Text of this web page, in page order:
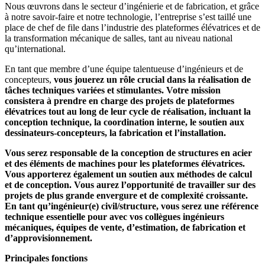
Nous œuvrons dans le secteur d’ingénierie et de fabrication, et grâce
à notre savoir-faire et notre technologie, l’entreprise s’est taillé une
place de chef de file dans l’industrie des plateformes élévatrices et de
la transformation mécanique de salles, tant au niveau national
qu’international.
En tant que membre d’une équipe talentueuse d’ingénieurs et de
concepteurs, vous jouerez un rôle crucial dans la réalisation de
tâches techniques variées et stimulantes. Votre mission
consistera à prendre en charge des projets de plateformes
élévatrices tout au long de leur cycle de réalisation, incluant la
conception technique, la coordination interne, le soutien aux
dessinateurs-concepteurs, la fabrication et l’installation.
Vous serez responsable de la conception de structures en acier
et des éléments de machines pour les plateformes élévatrices.
Vous apporterez également un soutien aux méthodes de calcul
et de conception. Vous aurez l’opportunité de travailler sur des
projets de plus grande envergure et de complexité croissante.
En tant qu’ingénieur(e) civil/structure, vous serez une référence
technique essentielle pour avec vos collègues ingénieurs
mécaniques, équipes de vente, d’estimation, de fabrication et
d’approvisionnement.
Principales fonctions